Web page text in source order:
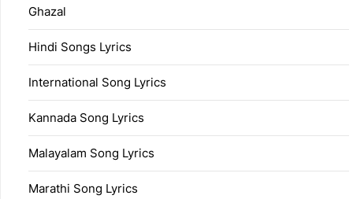
Ghazal
Hindi Songs Lyrics
International Song Lyrics
Kannada Song Lyrics
Malayalam Song Lyrics
Marathi Song Lyrics